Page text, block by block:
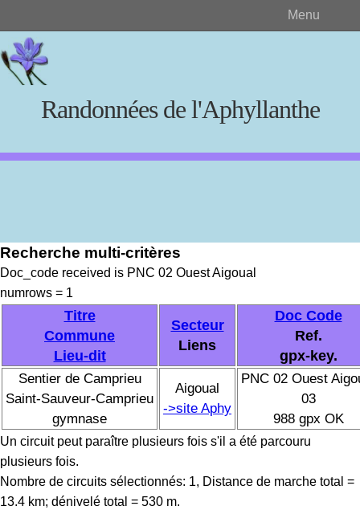
Randonnées de l'Aphyllanthe
Menu
Documents source
Recherche multi-critères
Doc_code received is PNC 02 Ouest Aigoual
numrows = 1
Titre
Commune
Lieu-dit
Secteur
Liens
Doc Code
Ref.
gpx-key.
Sentier de Camprieu
Saint-Sauveur-Camprieu
gymnase
Aigoual
->site Aphy
PNC 02 Ouest
03
988 gpx OK
Un circuit peut paraître plusieurs fois s'il a été parcouru
plusieurs fois.
Nombre de circuits sélectionnés: 1, Distance de marche total =
13.4 km; dénivelé total = 530 m.